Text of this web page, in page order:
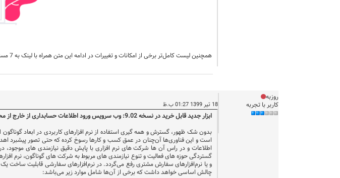
همچنین لیست کامل‌تر برخی از امکانات و تغییرات در ادامه این متن همراه با لینک به 7 مستند تکمیلی ارائه شده در انجمن‌های مربوطه در ادامه این مستند در دسترس می‌باشد:
روزبه
کاربر با تجربه
18 تیر 1399 01:27 ب.ظ
ابزار جدید قابل خرید در نسخه 9.02: وب سرویس ورود اطلاعات حسابداری از خارج از محیط نرم‌افزار یکپارچه مالی نوسا (FIN API Server)
بدون شک ظهور، گسترش و همه گیری استفاده از نرم افزارهای کاربردی در ابعاد
است و این فناوری‌ها آن‌چنان در عمق کسب و کارها رسوخ کرده که حتی تصور پیشبرد
اطلاعات و در راس آن ها شرکت های نرم افزاری با پایش دقیق نیازمندی های موجود،
گستردگی حوزه های فعالیت و تنوع نیازمندی های مربوط به شرکت های گوناگون، نرم
و یا نرم‌افزارهای سفارش مشتری رفع می‌گردد. در نرم‌افزارهای سفارشی قابلیت ساخت
چالش اساسی خواهد داشت که برخی از آن‌ها شامل موارد زیر می‌باشد: